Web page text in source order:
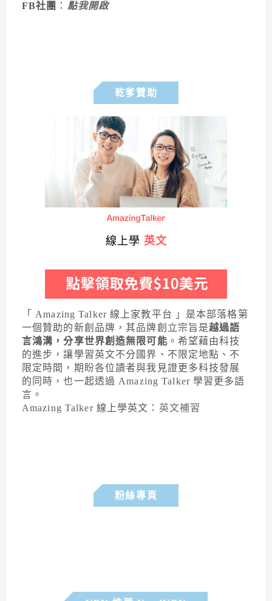
FB社團 ： 點我開啟
乾爹贊助
線上學 英文
「 Amazing Talker 線上家教平台 」是本部落格第
一個贊助的新創品牌，其品牌創立宗旨是越過語
言鴻溝，分享世界創造無限可能 。希望藉由科技
的進步，讓學習英文不分國界、不限定地點、不
限定時間，期盼各位讀者與我見證更多科技發展
的同時，也一起透過 Amazing Talker 學習更多語
言。
Amazing Talker 線上學英文： 英文補習
粉絲專頁